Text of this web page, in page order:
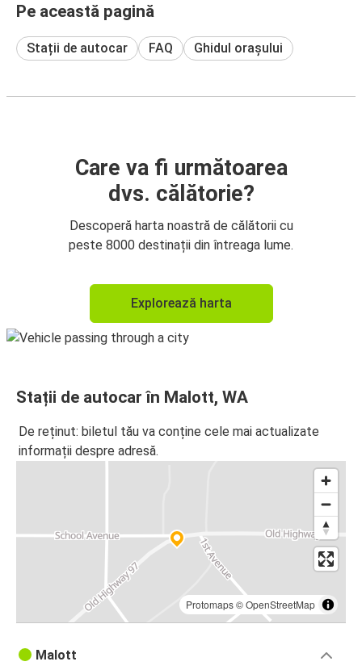
Pe această pagină
Stații de autocar FAQ Ghidul orașului
Care va fi următoarea
dvs. călătorie?
Descoperă harta noastră de călătorii cu
peste 8000 destinații din întreaga lume.
Explorează harta
Stații de autocar în Malott, WA
De reținut: biletul tău va conține cele mai actualizate
informații despre adresă.
Protomaps©OpenStreetMap
Malott